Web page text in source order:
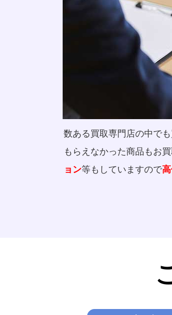
数ある買取専門店の中で
もらえなかった商品もお
ョン等もしていますので